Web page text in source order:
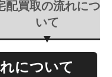
配買取の流れにつ
いて
について